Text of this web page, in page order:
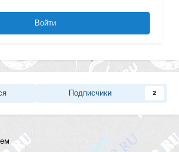
Войти
Подписчики 2